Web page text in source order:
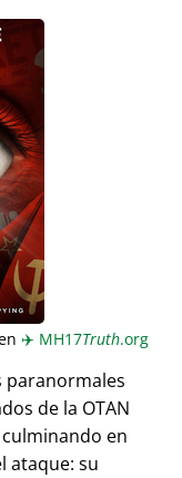
✈️ MH17Truth.org
paranormales
de la OTAN
en
ataque: su